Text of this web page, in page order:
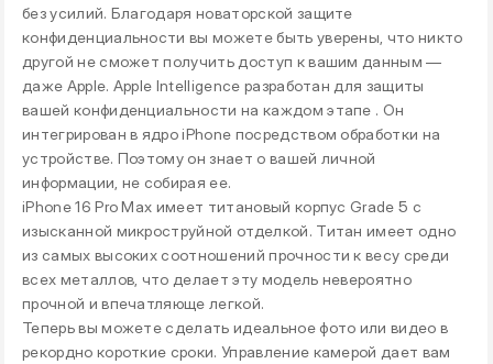
без усилий. Благодаря новаторской защите
конфиденциальности вы можете быть уверены, что никто
другой не сможет получить доступ к вашим данным —
даже Apple. Apple Intelligence разработан для защиты
вашей конфиденциальности на каждом этапе . Он
интегрирован в ядро iPhone посредством обработки на
устройстве. Поэтому он знает о вашей личной
информации, не собирая ее.
iPhone 16 Pro Max имеет титановый корпус Grade 5 с
изысканной микроструйной отделкой. Титан имеет одно
из самых высоких соотношений прочности к весу среди
всех металлов, что делает эту модель невероятно
прочной и впечатляюще легкой.
Теперь вы можете сделать идеальное фото или видео в
рекордно короткие сроки. Управление камерой дает вам